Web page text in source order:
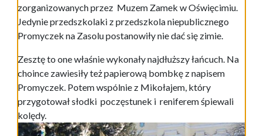
zorganizowanych przez Muzem Zamek w Oświęcimiu.
Jedynie przedszkolaki z przedszkola niepublicznego
Promyczek na Zasolu postanowiły nie dać się zimie.
Zesztę to one właśnie wykonały najdłuższy łańcuch. Na
choince zawiesiły też papierową bombkę z napisem
Promyczek. Potem wspólnie z Mikołajem, który
przygotował słodki poczęstunek i reniferem śpiewali
kolędy.